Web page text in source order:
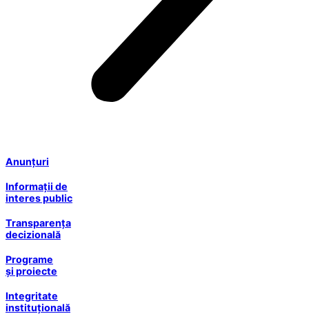
Anunțuri
Informații de
interes public
Transparența
decizională
Programe
și proiecte
Integritate
instituțională